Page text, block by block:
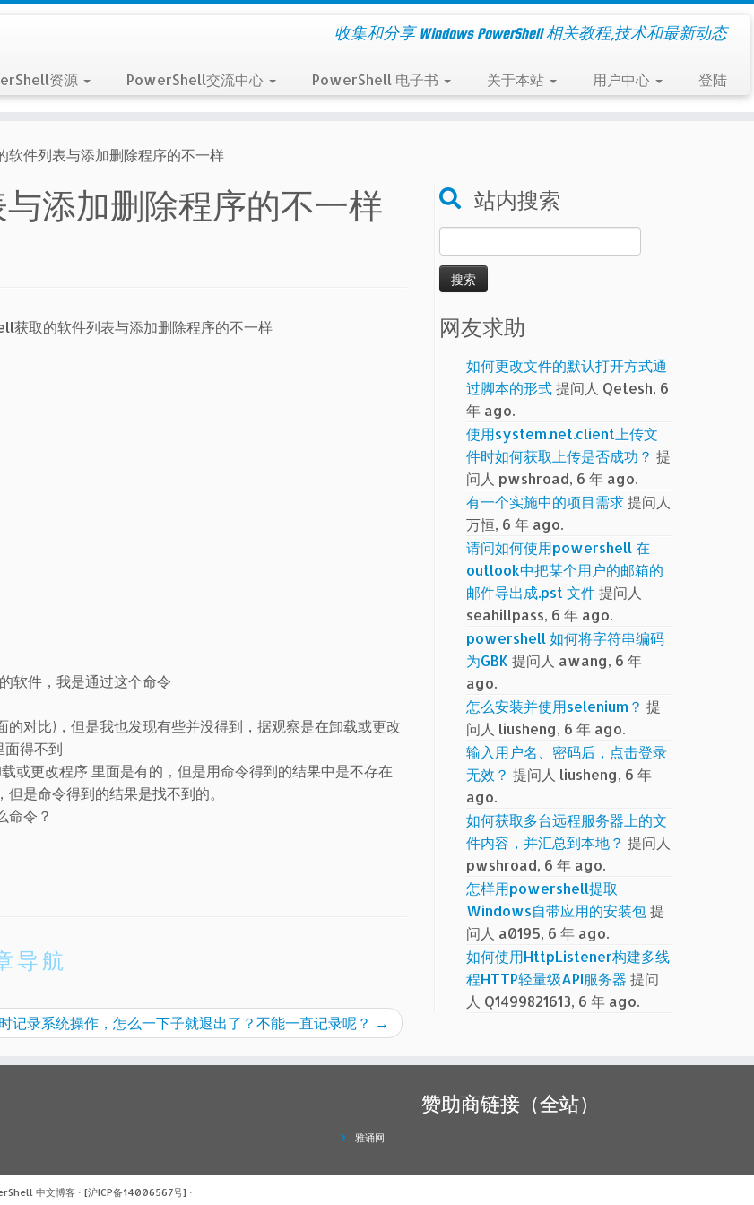
收集和分享 Windows PowerShell 相关教程,技术和最新动态
资源 PowerShell交流中心 PowerShell 电子书 关于本站 用户中心 登陆
件列表与添加删除程序的不一样
与添加删除程序的不一样
获取的软件列表与添加删除程序的不一样
软件，我是通过这个命令
对比)，但是我也发现有些并没得到，据观察是在卸载或更改
面得不到
更改程序 里面是有的，但是用命令得到的结果中是不存在
是命令得到的结果是找不到的。
命令？
导航
记录系统操作，怎么一下子就退出了？不能一直记录呢？ →
站内搜索
索：
网友求助
如何更改文件的默认打开方式通
过脚本的形式提问人 Qetesh, 6
年 ago.
使用system.net.client上传文
件时如何获取上传是否成功？ 提
问人 pwshroad, 6 年 ago.
有一个实施中的项目需求提问人
万恒, 6 年 ago.
请问如何使用powershell 在
outlook中把某个用户的邮箱的
邮件导出成.pst 文件提问人
seahillpass, 6 年 ago.
powershell 如何将字符串编码
为GBK 提问人 awang, 6 年
ago.
怎么安装并使用selenium？ 提
问人 liusheng, 6 年 ago.
输入用户名、密码后，点击登录
无效？ 提问人 liusheng, 6 年
ago.
如何获取多台远程服务器上的文
件内容，并汇总到本地？ 提问人
pwshroad, 6 年 ago.
怎样用powershell提取
Windows自带应用的安装包提
问人 a0195, 6 年 ago.
如何使用HttpListener构建多线
程HTTP轻量级API服务器 提问
人 Q1499821613, 6 年 ago.
赞助商链接（全站）
雅诵网
中文博客 · [沪ICP备14006567号] ·